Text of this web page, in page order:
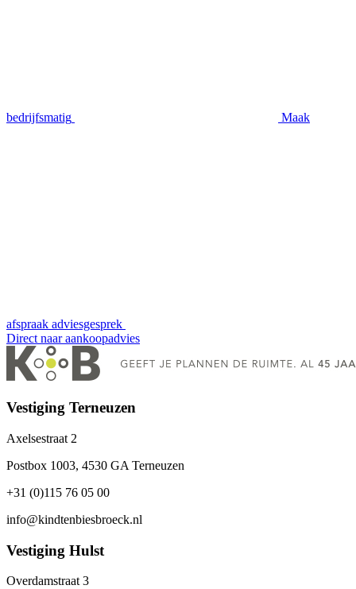
bedrijfsmatig Maak
afspraak adviesgesprek
Direct naar aankoopadvies
Vestiging Terneuzen
Axelsestraat 2
Postbox 1003, 4530 GA Terneuzen
+31 (0)115 76 05 00
info@kindtenbiesbroeck.nl
Vestiging Hulst
Overdamstraat 3